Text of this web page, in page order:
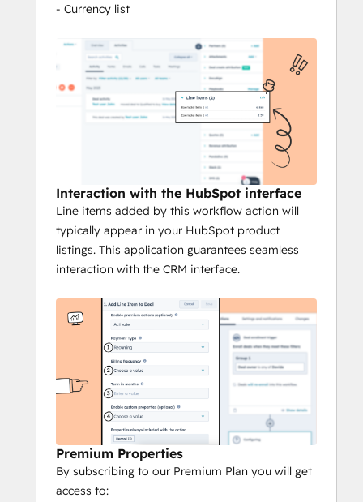
- Currency list
Interaction with the HubSpot interface
Line items added by this workflow action will
typically appear in your HubSpot product
listings. This application guarantees seamless
interaction with the CRM interface.
Premium Properties
By subscribing to our Premium Plan you will get
access to: